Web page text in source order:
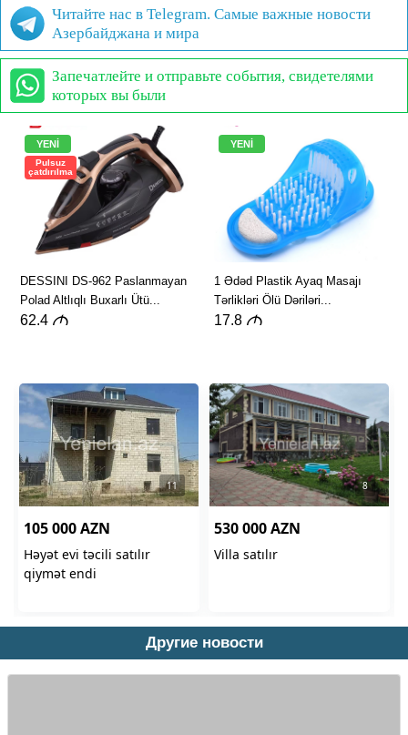
Читайте нас в Telegram. Самые важные новости
Азербайджана и мира
Запечатлейте и отправьте события, свидетелями
которых вы были
Другие новости